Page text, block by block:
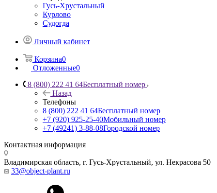
Гусь-Хрустальный
Курлово
Судогда
Личный кабинет
Корзина0
Отложенные0
8 (800) 222 41 64Бесплатный номер
Назад
Телефоны
8 (800) 222 41 64Бесплатный номер
+7 (920) 925-25-40Мобильный номер
+7 (49241) 3-88-08Городской номер
Контактная информация
Владимирская область, г. Гусь-Хрустальный, ул. Некрасова 50
33@object-plant.ru